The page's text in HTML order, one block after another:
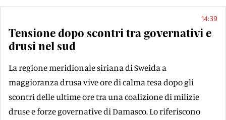
14:39
Tensione dopo scontri tra governativi e
drusi nel sud
La regione meridionale siriana di Sweida a
maggioranza drusa vive ore di calma tesa dopo gli
scontri delle ultime ore tra una coalizione di milizie
druse e forze governative di Damasco. Lo riferiscono